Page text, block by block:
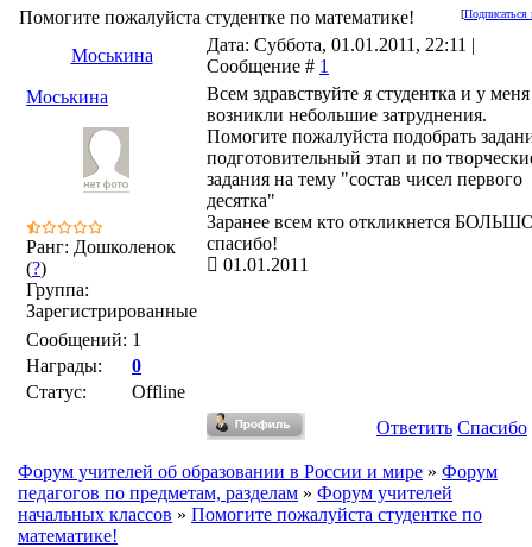
[Подписаться
Помогите пожалуйста студентке по математике!
Моськина
Дата: Суббота, 01.01.2011, 22:11 |
Сообщение # 1
Моськина
Ранг: Дошколенок
(?)
Группа:
Зарегистрированные
Сообщений: 1
Награды:
0
Статус:
Offline
Всем здравствуйте я студентка и у меня
возникли небольшие затруднения.
Помогите пожалуйста подобрать
подготовительный этап и по
задания на тему "состав чисел первого
десятка"
Заранее всем кто откликнется
спасибо!
01.01.2011
Ответить Спасибо
Форум учителей об образовании в России и мире » Форум
педагогов по предметам, разделам » Форум учителей
начальных классов » Помогите пожалуйста студентке по
математике!